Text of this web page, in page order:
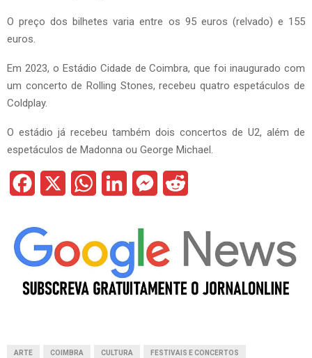
O preço dos bilhetes varia entre os 95 euros (relvado) e 155
euros.
Em 2023, o Estádio Cidade de Coimbra, que foi inaugurado com
um concerto de Rolling Stones, recebeu quatro espetáculos de
Coldplay.
O estádio já recebeu também dois concertos de U2, além de
espetáculos de Madonna ou George Michael.
c
e
b
t
s
k
e
M
s
e
d
ARTE COIMBRA CULTURA FESTIVAIS E CONCERTOS